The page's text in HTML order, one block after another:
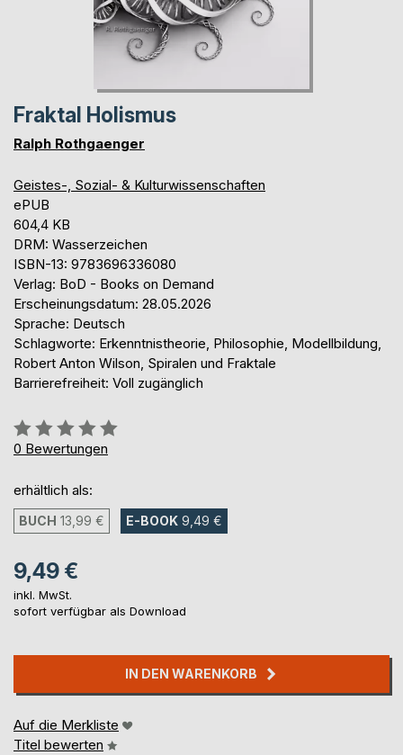
Fraktal Holismus
Ralph Rothgaenger
Geistes-, Sozial- & Kulturwissenschaften
ePUB
604,4 KB
DRM: Wasserzeichen
ISBN-13: 9783696336080
Verlag: BoD - Books on Demand
Erscheinungsdatum: 28.05.2026
Sprache: Deutsch
Schlagworte: Erkenntnistheorie, Philosophie, Modellbildung,
Robert Anton Wilson, Spiralen und Fraktale
Barrierefreiheit: Voll zugänglich
Bewertung::
0%
0 Bewertungen
erhältlich als:
BUCH 13,99 € E-BOOK 9,49 €
9,49 €
inkl. MwSt.
sofort verfügbar als Download
IN DEN WARENKORB
Auf die Merkliste
Titel bewerten